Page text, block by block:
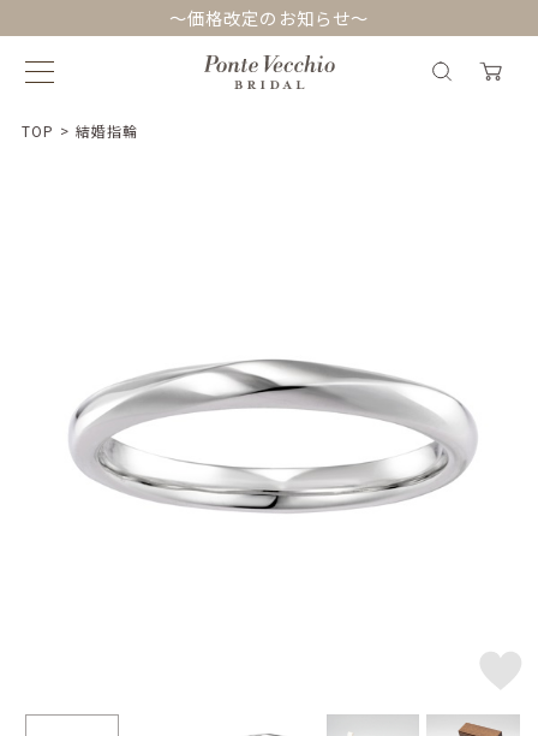
～価格改定のお知らせ～
TOP > 結婚指輪